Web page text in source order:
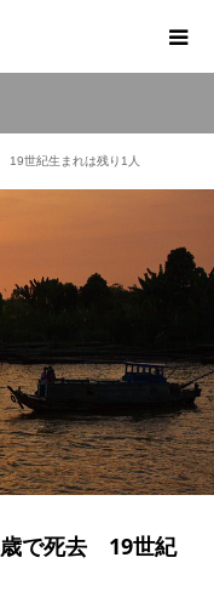
世紀生まれは残り1人
歳で死去 19世紀